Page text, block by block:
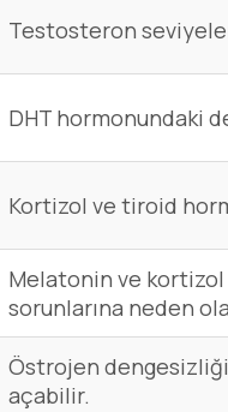
Testosteron
DHT hormonundaki
Kortizol ve tiroid
Melatonin ve
sorunlarına neden
Östrojen
açabilir.